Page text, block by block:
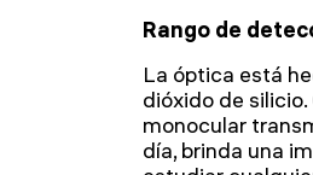
Rango de
La óptica está
dióxido de
monocular
día, brinda una